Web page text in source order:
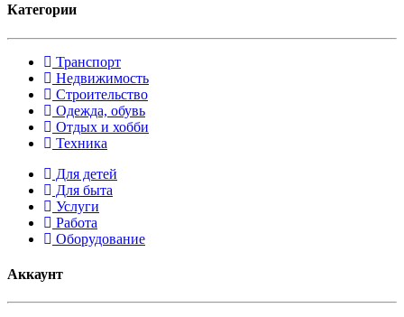
Категории
Транспорт
Недвижимость
Строительство
Одежда, обувь
Отдых и хобби
Техника
Для детей
Для быта
Услуги
Работа
Оборудование
Аккаунт